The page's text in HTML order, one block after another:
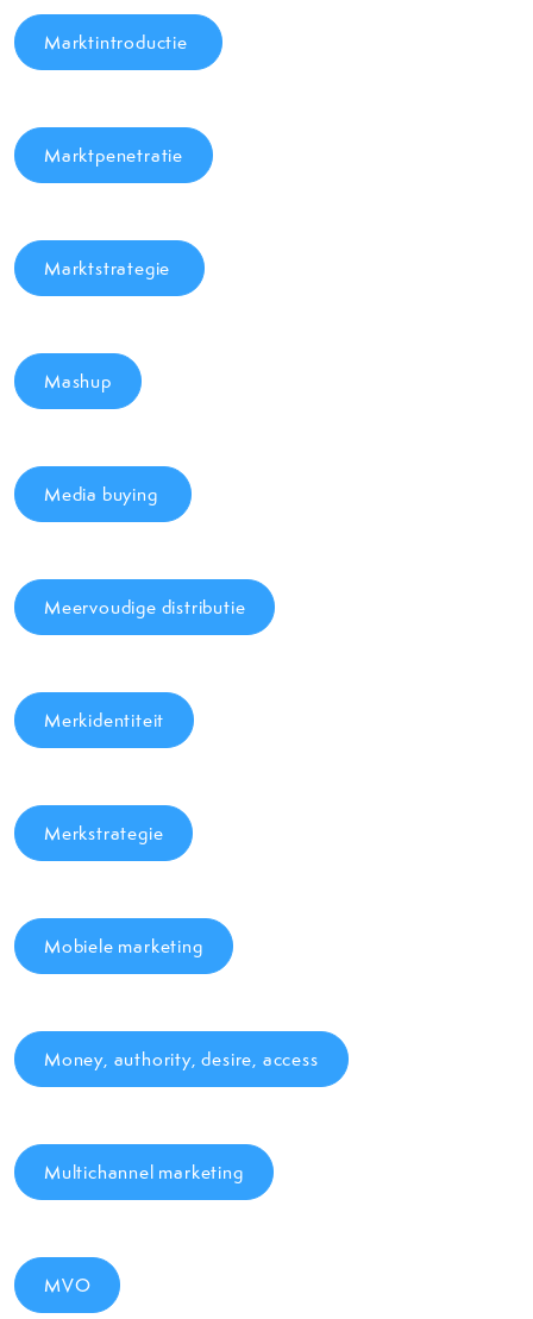
Marktintroductie
Marktpenetratie
Marktstrategie
Mashup
Media buying
Meervoudige distributie
Merkidentiteit
Merkstrategie
Mobiele marketing
Money, authority, desire, access
Multichannel marketing
MVO